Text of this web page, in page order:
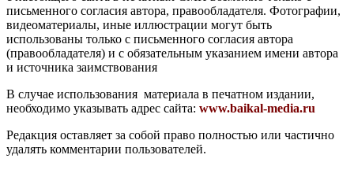
письменного согласия автора, правообладателя. Фотографии,
видеоматериалы, иные иллюстрации могут быть
использованы только с письменного согласия автора
(правообладателя) и с обязательным указанием имени автора
и источника заимствования
В случае использования материала в печатном издании,
необходимо указывать адрес сайта: www.baikal-media.ru
Редакция оставляет за собой право полностью или частично
удалять комментарии пользователей.